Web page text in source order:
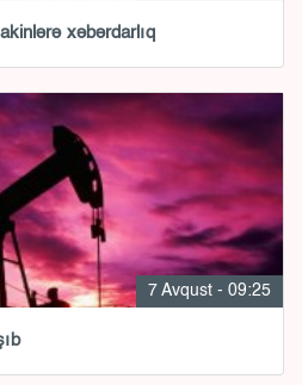
xəbərdarlıq
7 Avqust - 09:25